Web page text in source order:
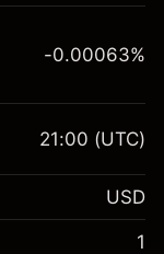
$1,000.00
-0.00063%
21:00 (UTC)
USD
1